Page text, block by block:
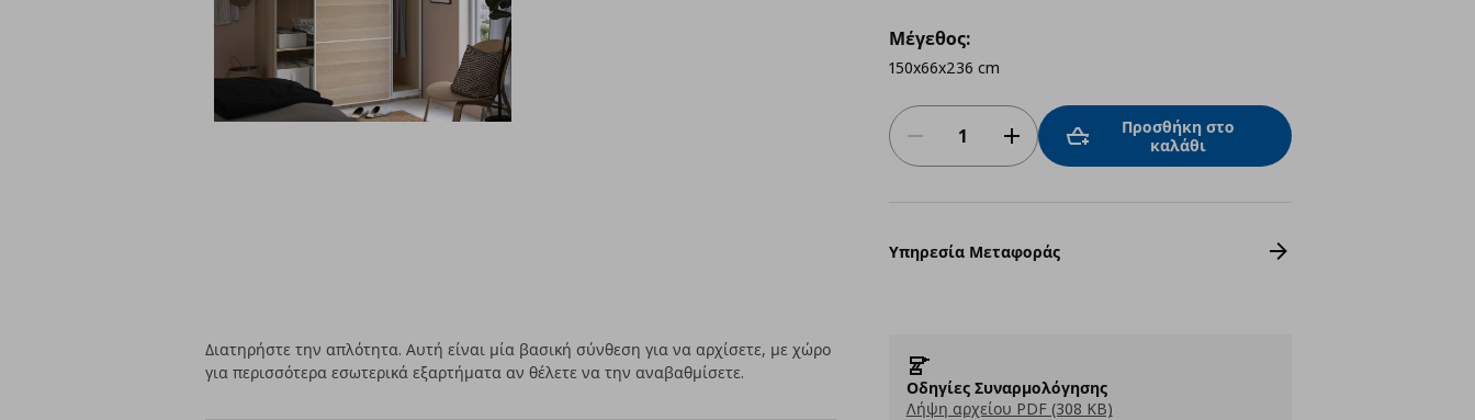
Μέγεθος:
150x66x236 cm
Προσθήκη στο
καλάθι
Υπηρεσία Μεταφοράς
Οδηγίες Συναρμολόγησης
Λήψη αρχείου PDF (308 KB)
Διατηρήστε την απλότητα. Αυτή είναι μία βασική σύνθεση για να αρχίσετε, με χώρο
για περισσότερα εσωτερικά εξαρτήματα αν θέλετε να την αναβαθμίσετε.